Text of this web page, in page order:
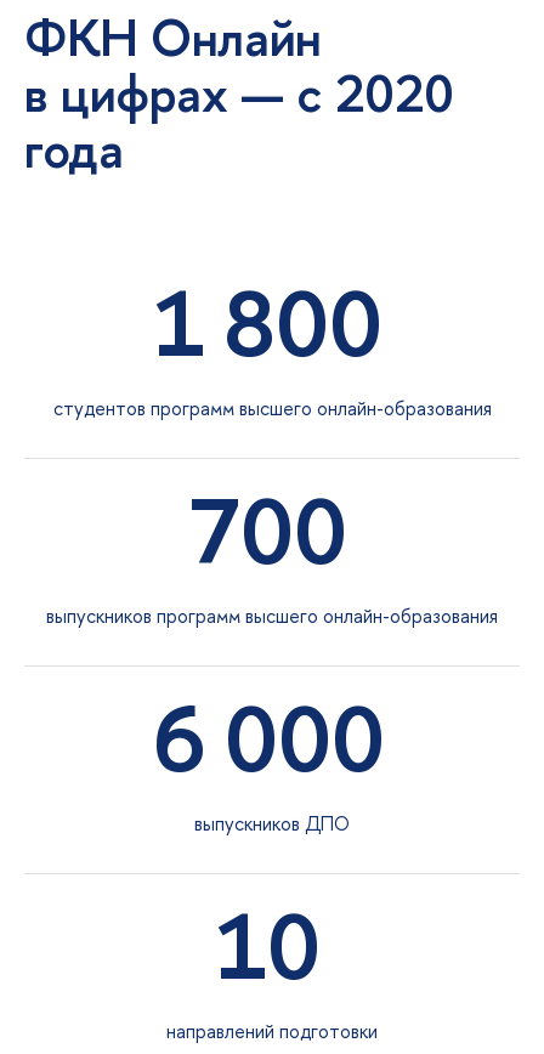
ФКН Онлайн
цифрах — с 2020
ода
1 800
студентов программ высшего онлайн-образования
700
ыпускников программ высшего онлайн-образования
6 000
ыпускников ДПО
10
направлений подготовки